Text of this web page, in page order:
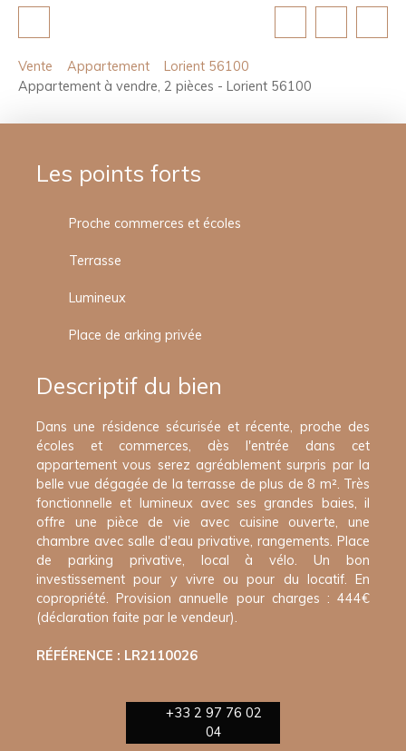
Vente Appartement
Lorient 56100
Appartement à vendre, 2 pièces - Lorient 56100
Les points forts
Proche commerces et écoles
Terrasse
Lumineux
Place de arking privée
Descriptif du bien
Dans une résidence sécurisée et récente, proche des
écoles et commerces, dès l'entrée dans cet
appartement vous serez agréablement surpris par la
belle vue dégagée de la terrasse de plus de 8 m². Très
fonctionnelle et lumineux avec ses grandes baies, il
offre une pièce de vie avec cuisine ouverte, une
chambre avec salle d'eau privative, rangements. Place
de parking privative, local à vélo. Un bon
investissement pour y vivre ou pour du locatif. En
copropriété. Provision annuelle pour charges : 444€
(déclaration faite par le vendeur).
RÉFÉRENCE : LR2110026
+33 2 97 76 02
04